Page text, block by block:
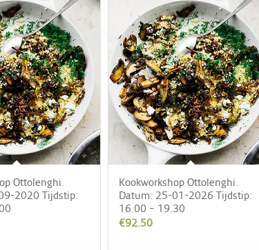
Ottolenghi.
2020 Tijdstip:
Kookworkshop Ottolenghi.
Datum: 25-01-2026 Tijdstip:
16.00 – 19.30
€92.50